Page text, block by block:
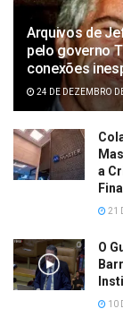
Arquivos de
pelo governo
conexões
24 DE DEZEMBRO
a
21
O
10